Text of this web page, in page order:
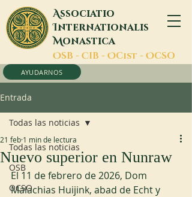
Associatio
Internationalis
Monastica
OSB - CIB - OCist - OCSO
AYUDARNOS
Entrada
Todas las noticias
OSB
OCSO
Todas las noticias
Nuevo superior en Nunraw
21 feb 1 min de lectura
El 11 de febrero de 2026, Dom
Malachias Huijink, abad de Echt y